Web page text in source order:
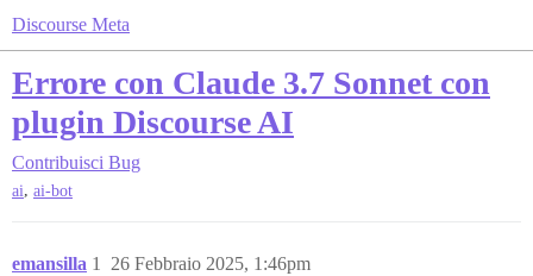
Discourse Meta
Errore con Claude 3.7 Sonnet con
plugin Discourse AI
Contribuisci Bug
ai, ai-bot
emansilla 26 Febbraio 2025, 1:46pm
1